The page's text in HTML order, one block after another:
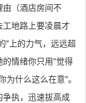
（酒店房间不
地路上要凌晨才
"上的力气，远远超
情绪你只用"觉得
什么这么在意"。
执，迅速拔高成